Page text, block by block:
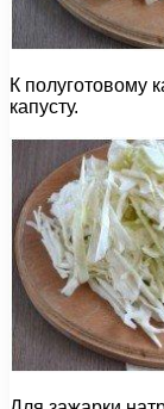
К полуготовому
капусту.